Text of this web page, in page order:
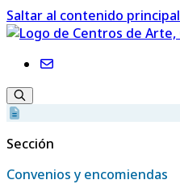
Saltar al contenido principal
Sección
Convenios y encomiendas